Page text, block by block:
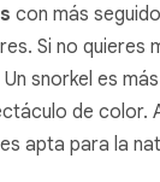
con más
Si no quieres
snorkel es
de color.
apta para la